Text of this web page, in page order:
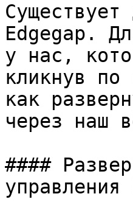
Edgegap.
у нас,
кликнув по
как
через наш
####
управления